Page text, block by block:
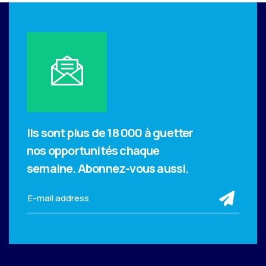
Ils sont plus de 18 000 à guetter
nos opportunités chaque
semaine.Abonnez-vous aussi.